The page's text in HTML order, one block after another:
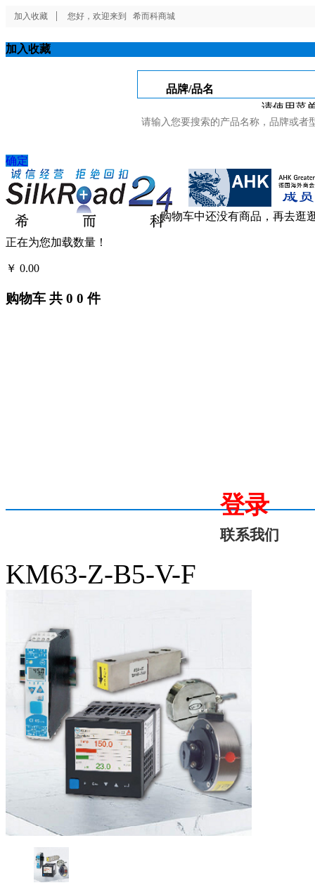
加入收藏 您好，欢迎来到 希而科商城
加入收藏
请使用菜
确定
购物车中还没有商品，再去逛
正在为您加载数量！
￥ 0.00
购物车 共 0 0 件
品牌/品名
登录
联系我们
KM63-Z-B5-V-F